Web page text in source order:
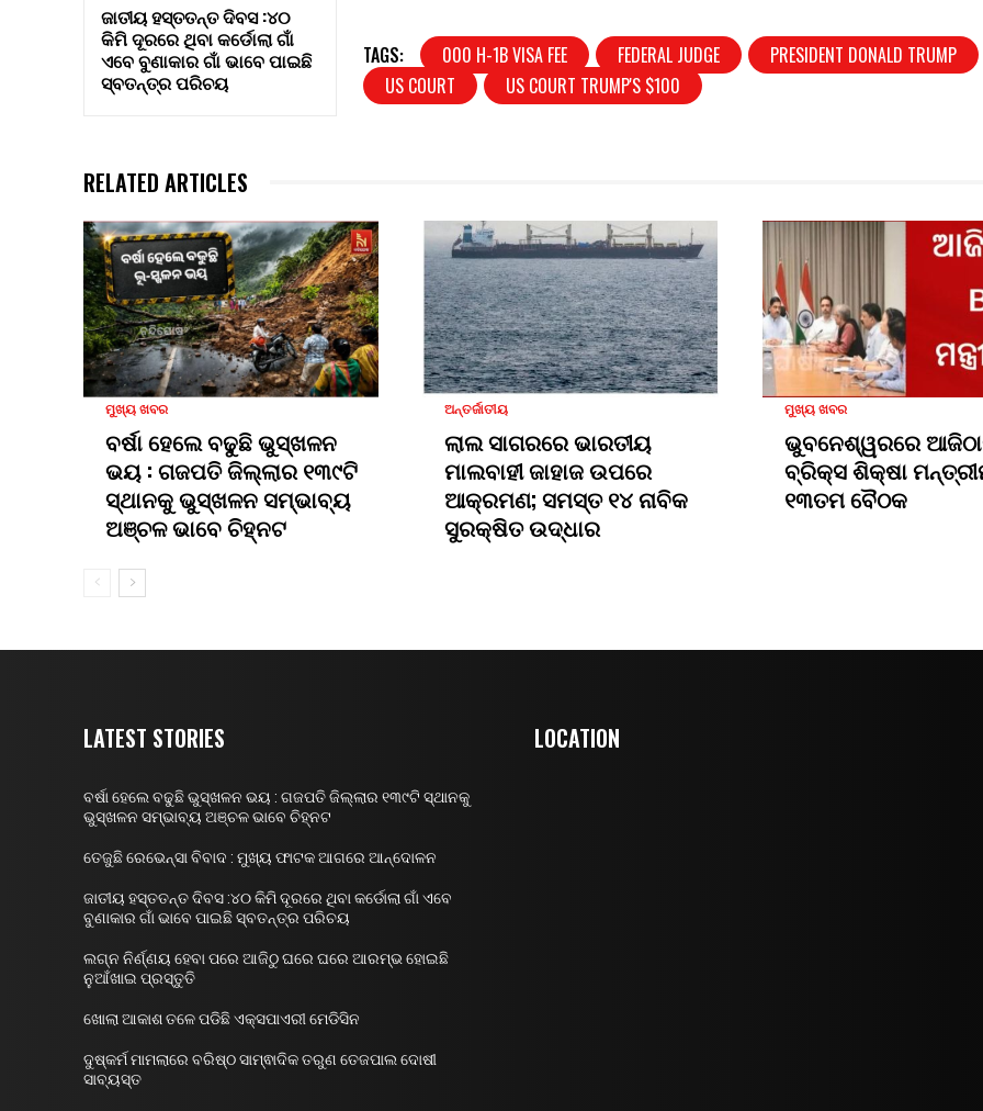
ଜାତୀୟ ହସ୍ତତନ୍ତ ଦିବସ :୪୦
କିମି ଦୂରରେ ଥିବା କର୍ଡୋଲା ଗାଁ
ଏବେ ବୁଣାକାର ଗାଁ ଭାବେ ପାଇଛି
ସ୍ବତନ୍ତ୍ର ପରିଚୟ
TAGS: 000 H-1B VISA FEE FEDERAL JUDGE
PRESIDENT DONALD TRUMP
US COURT
US COURT TRUMP'S $100
RELATED ARTICLES
ମୁଖ୍ୟ ଖବର
ବର୍ଷା ହେଲେ ବଢୁଛି ଭୁସ୍ଖଳନ
ଭୟ : ଗଜପତି ଜିଲ୍ଲାର ୧୩୯ଟି
ସ୍ଥାନକୁ ଭୁସ୍ଖଳନ ସମ୍ଭାବ୍ୟ
ଅଞ୍ଚଳ ଭାବେ ଚିହ୍ନଟ
ଅନ୍ତର୍ଜାତୀୟ
ଲାଲ ସାଗରରେ ଭାରତୀୟ
ମାଲବାହୀ ଜାହାଜ ଉପରେ
ଆକ୍ରମଣ; ସମସ୍ତ ୧୪ ନାବିକ
ସୁରକ୍ଷିତ ଉଦ୍ଧାର
ମୁଖ୍ୟ ଖବର
ଭୁବନେଶ୍ୱରରେ
ବ୍ରିକ୍ସ ଶିକ୍ଷା
୧୩ତମ ବୈଠକ
LATEST STORIES
ବର୍ଷା ହେଲେ ବଢୁଛି ଭୁସ୍ଖଳନ ଭୟ : ଗଜପତି ଜିଲ୍ଲାର ୧୩୯ଟି ସ୍ଥାନକୁ
ଭୁସ୍ଖଳନ ସମ୍ଭାବ୍ୟ ଅଞ୍ଚଳ ଭାବେ ଚିହ୍ନଟ
ତେଜୁଛି ରେଭେନ୍ସା ବିବାଦ : ମୁଖ୍ୟ ଫାଟକ ଆଗରେ ଆନ୍ଦୋଳନ
ଜାତୀୟ ହସ୍ତତନ୍ତ ଦିବସ :୪୦ କିମି ଦୂରରେ ଥିବା କର୍ଡୋଲା ଗାଁ ଏବେ
ବୁଣାକାର ଗାଁ ଭାବେ ପାଇଛି ସ୍ବତନ୍ତ୍ର ପରିଚୟ
ଲଗ୍ନ ନିର୍ଣ୍ଣୟ ହେବା ପରେ ଆଜିଠୁ ଘରେ ଘରେ ଆରମ୍ଭ ହୋଇଛି
ନୁଆଁଖାଇ ପ୍ରସ୍ତୁତି
ଖୋଲା ଆକାଶ ତଳେ ପଡିଛି ଏକ୍ସପାଏରୀ ମେଡିସିନ
ଦୁଷ୍କର୍ମ ମାମଲାରେ ବରିଷ୍ଠ ସାମ୍ଵାଦିକ ତରୁଣ ତେଜପାଲ ଦୋଷୀ
ସାବ୍ୟସ୍ତ
LOCATION